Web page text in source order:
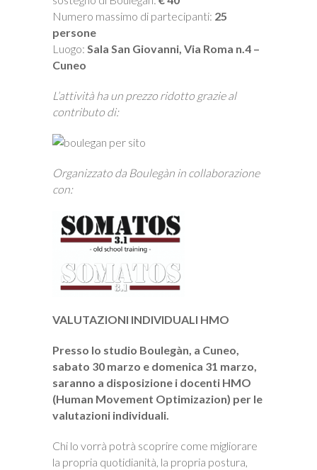
Numero massimo di partecipanti: 25
persone
Luogo: Sala San Giovanni, Via Roma n.4 –
Cuneo
L’attività ha un prezzo ridotto grazie al
contributo di:
Organizzato da Boulegàn in collaborazione
con:
VALUTAZIONI INDIVIDUALI HMO
Presso lo studio Boulegàn, a Cuneo,
sabato 30 marzo e domenica 31 marzo,
saranno a disposizione i docenti HMO
(Human Movement Optimizazion) per le
valutazioni individuali.
Chi lo vorrà potrà scoprire come migliorare
la propria quotidianità, la propria postura,